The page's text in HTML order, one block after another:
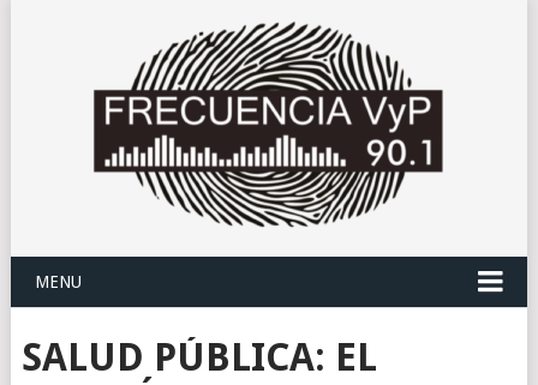
MENU
SALUD PÚBLICA: EL